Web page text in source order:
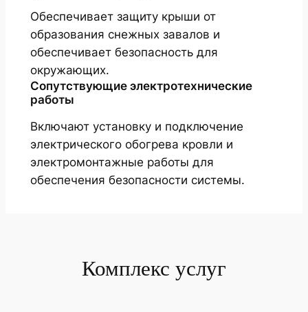
Обеспечивает защиту крыши от
образования снежных завалов и
обеспечивает безопасность для
окружающих.
Сопутствующие электротехнические
работы
Включают установку и подключение
электрического обогрева кровли и
электромонтажные работы для
обеспечения безопасности системы.
Комплекс услуг